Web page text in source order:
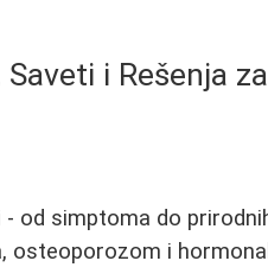
i Rešenja
od simptoma do
osteoporozom i